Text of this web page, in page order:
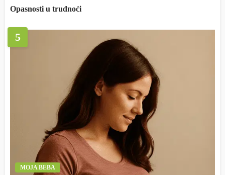
Opasnosti u trudnoći
5
MOJA BEBA